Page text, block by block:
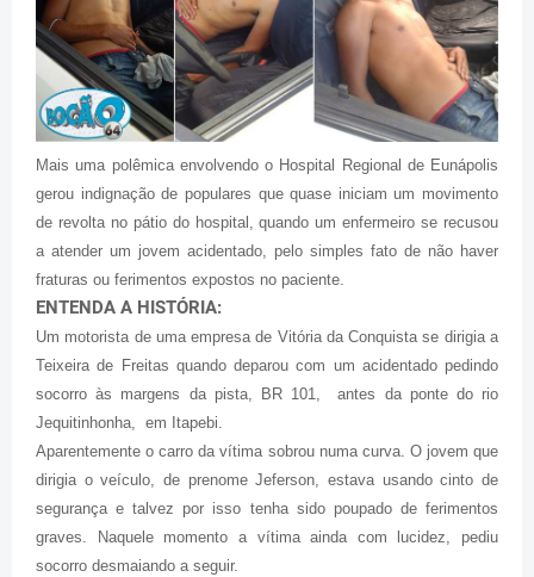
Mais uma polêmica envolvendo o Hospital Regional de Eunápolis
gerou indignação de populares que quase iniciam um movimento
de revolta no pátio do hospital, quando um enfermeiro se recusou
a atender um jovem acidentado, pelo simples fato de não haver
fraturas ou ferimentos expostos no paciente.
ENTENDA A HISTÓRIA:
Um motorista de uma empresa de Vitória da Conquista se dirigia a
Teixeira de Freitas quando deparou com um acidentado pedindo
socorro às margens da pista, BR 101, antes da ponte do rio
Jequitinhonha, em Itapebi.
Aparentemente o carro da vítima sobrou numa curva. O jovem que
dirigia o veículo, de prenome Jeferson, estava usando cinto de
segurança e talvez por isso tenha sido poupado de ferimentos
graves. Naquele momento a vítima ainda com lucidez, pediu
socorro desmaiando a seguir.